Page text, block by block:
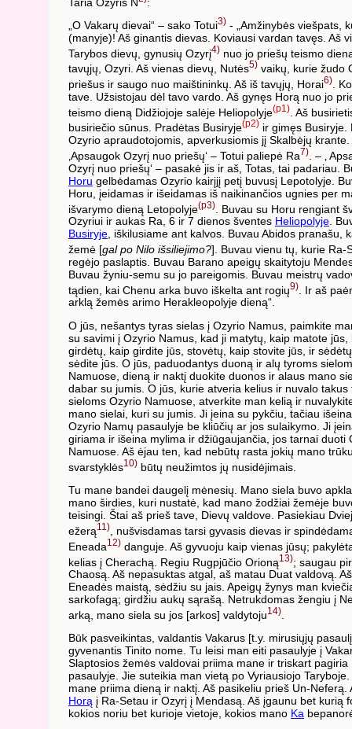
„O Vakarų dievai“ – sako Totui3) - „Amžinybės viešpats,
(manyje)! Aš ginantis dievas. Koviausi vardan tavęs. Aš
Tarybos dievų, gynusių Ozyrį4) nuo jo priešų teismo
tavųjų, Ozyri. Aš vienas dievų, Nutės5) vaikų, kurie žudo
priešus ir saugo nuo maištininkų. Aš iš tavųjų, Horai6) .
tave. Užsistojau dėl tavo vardo. Aš gynęs Horą nuo jo
teismo dieną Didžiojoje salėje Heliopolyje(p1) . Aš
busiriečio sūnus. Pradėtas Busiryje(p2) ir gimęs Busiryje.
Ozyrio apraudotojomis, apverkusiomis jį Skalbėjų krante.
‚Apsaugok Ozyrį nuo priešų‘ – Totui paliepė Ra7) . – ‚
Ozyrį nuo priešų‘ – pasakė jis ir aš, Totas, tai padariau.
Horu gelbėdamas Ozyrio kairįjį petį buvusį Lepotolyje.
Horu, įeidamas ir išeidamas iš naikinančios ugnies per
išvarymo dieną Letopolyje(p3) . Buvau su Horu rengiant
Ozyriui ir aukas Ra, 6 ir 7 dienos šventes Heliopolyje .
Busiryje , iškilusiame ant kalvos. Buvau Abidos pranašu,
žemė [gal po Nilo išsiliejimo?]. Buvau vienu tų, kurie Ra-
regėjo paslaptis. Buvau Barano apeigų skaitytoju
Buvau žyniu-semu su jo pareigomis. Buvau meistrų
tądien, kai Chenu arka buvo iškelta ant rogių9) . Ir aš
arklą žemės arimo Herakleopolyje dieną“.
O jūs, nešantys tyras sielas į Ozyrio Namus, paimkite
su savimi į Ozyrio Namus, kad ji matytų, kaip matote jūs,
girdėtų, kaip girdite jūs, stovėtų, kaip stovite jūs, ir
sėdite jūs. O jūs, paduodantys duoną ir alų tyroms
Namuose, dieną ir naktį duokite duonos ir alaus mano
dabar su jumis. O jūs, kurie atveria kelius ir nuvalo takus
sieloms Ozyrio Namuose, atverkite man kelią ir
mano sielai, kuri su jumis. Ji įeina su pykčiu, tačiau
Ozyrio Namų pasaulyje be kliūčių ar jos sulaikymo. Ji
giriama ir išeina mylima ir džiūgaujančia, jos tarnai duoti
Namuose. Aš ėjau ten, kad nebūtų rasta jokių mano
svarstyklės10) būtų neužimtos jų nusidėjimais.
Tu mane bandei daugelį mėnesių. Mano siela buvo
mano širdies, kuri nustatė, kad mano žodžiai žemėje
teisingi. Štai aš prieš tave, Dievų valdove. Pasiekiau
ežerą11) , nušvisdamas tarsi gyvasis dievas ir
Eneada12) danguje. Aš gyvuoju kaip vienas jūsų;
kelias į Cherachą. Regiu Rugpjūčio Orioną13); saugau
Chaosą. Aš nepasuktas atgal, aš matau Duat valdovą.
Eneadės maistą, sėdžiu su jais. Apeigų žynys man
sarkofagą; girdžiu aukų sąrašą. Netrukdomas žengiu į
arką, mano siela su jos [arkos] valdytoju14)
Būk pasveikintas, valdantis Vakarus [t.y. mirusiųjų
gyvenantis Tinito nome. Tu leisi man eiti pasaulyje į
Slaptosios žemės valdovai priima mane ir triskart pagiria
pasaulyje. Jie suteikia man vietą po Vyriausiojo
mane priima dieną ir naktį. Aš pasikeliu prieš Un-Neferą.
Horą į Ra-Setau ir Ozyrį į Mendasą. Aš įgaunu bet kurią
kokios noriu bet kurioje vietoje, kokios mano Ka